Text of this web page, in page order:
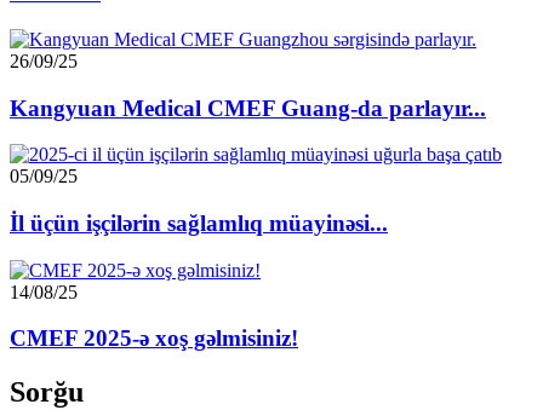
26/09/25
Kangyuan Medical CMEF Guang-da parlayır...
05/09/25
İl üçün işçilərin sağlamlıq müayinəsi...
14/08/25
CMEF 2025-ə xoş gəlmisiniz!
Sorğu